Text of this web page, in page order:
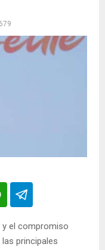
679
y el compromiso
principales